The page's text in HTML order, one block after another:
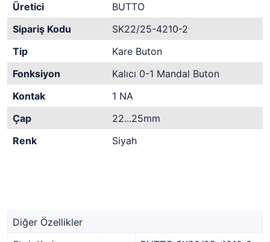
Üretici
BUTTO
Sipariş Kodu
SK22/25-4210-2
Tip
Kare Buton
Fonksiyon
Kalıcı 0-1 Mandal Buton
Kontak
1 NA
Çap
22...25mm
Renk
Siyah
Diğer Özellikler